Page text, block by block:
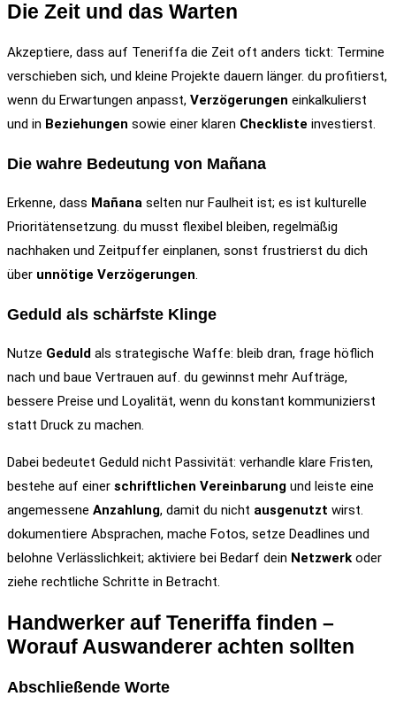
Die Zeit und das Warten
Akzeptiere, dass auf Teneriffa die Zeit oft anders tickt: Termine
verschieben sich, und kleine Projekte dauern länger. du profitierst,
wenn du Erwartungen anpasst, Verzögerungen einkalkulierst
und in Beziehungen sowie einer klaren Checkliste investierst.
Die wahre Bedeutung von Mañana
Erkenne, dass Mañana selten nur Faulheit ist; es ist kulturelle
Prioritätensetzung. du musst flexibel bleiben, regelmäßig
nachhaken und Zeitpuffer einplanen, sonst frustrierst du dich
über unnötige Verzögerungen.
Geduld als schärfste Klinge
Nutze Geduld als strategische Waffe: bleib dran, frage höflich
nach und baue Vertrauen auf. du gewinnst mehr Aufträge,
bessere Preise und Loyalität, wenn du konstant kommunizierst
statt Druck zu machen.
Dabei bedeutet Geduld nicht Passivität: verhandle klare Fristen,
bestehe auf einer schriftlichen Vereinbarung und leiste eine
angemessene Anzahlung, damit du nicht ausgenutzt wirst.
dokumentiere Absprachen, mache Fotos, setze Deadlines und
belohne Verlässlichkeit; aktiviere bei Bedarf dein Netzwerk oder
ziehe rechtliche Schritte in Betracht.
Handwerker auf Teneriffa finden –
Worauf Auswanderer achten sollten
Abschließende Worte